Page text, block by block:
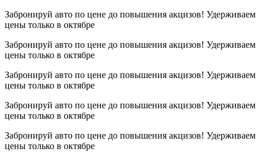
Забронируй авто по цене до повышения акцизов! Удерживаем
цены только в октябре
Забронируй авто по цене до повышения акцизов! Удерживаем
цены только в октябре
Забронируй авто по цене до повышения акцизов! Удерживаем
цены только в октябре
Забронируй авто по цене до повышения акцизов! Удерживаем
цены только в октябре
Забронируй авто по цене до повышения акцизов! Удерживаем
цены только в октябре